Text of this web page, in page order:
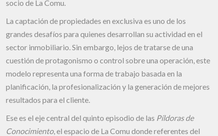
socio de La Comu.
La captación de propiedades en exclusiva es uno de los
grandes desafíos para quienes desarrollan su actividad en el
sector inmobiliario. Sin embargo, lejos de tratarse de una
cuestión de protagonismo o control sobre una operación, este
modelo representa una forma de trabajo basada en la
planificación, la profesionalización y la generación de mejores
resultados para el cliente.
Ese es el eje central del quinto episodio de las Píldoras de
Conocimiento, el espacio de La Comu donde referentes del